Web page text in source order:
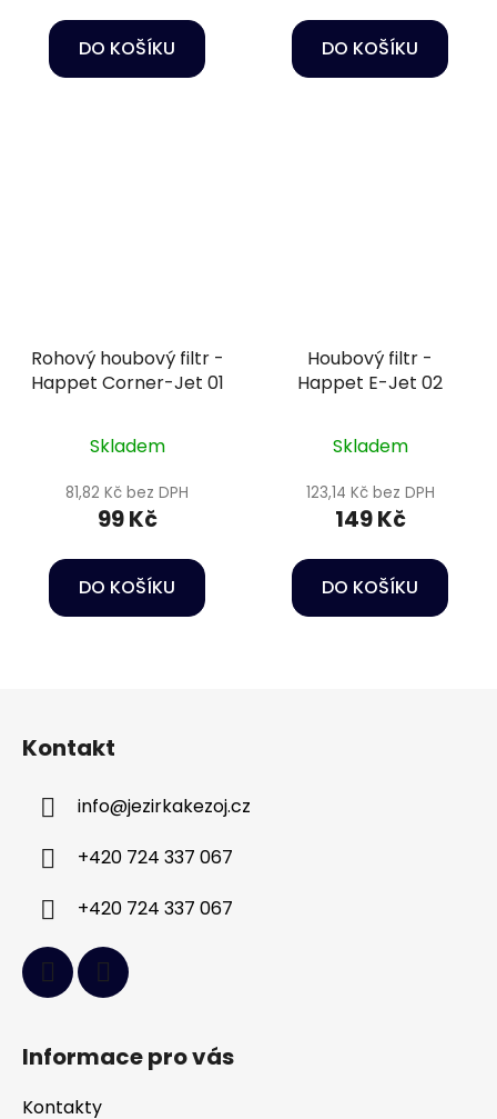
DO KOŠÍKU DO KOŠÍKU
Rohový houbový filtr -
Happet Corner-Jet 01
Skladem
81,82 Kč bez DPH
99 Kč
DO KOŠÍKU
Houbový filtr -
Happet E-Jet 02
Skladem
123,14 Kč bez DPH
149 Kč
DO KOŠÍKU
Kontakt
info@jezirkakezoj.cz
+420 724 337 067
+420 724 337 067
Informace pro vás
Kontakty